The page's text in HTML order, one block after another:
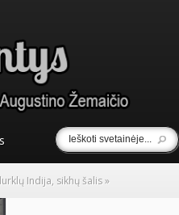
Indija, sikhų šalis»